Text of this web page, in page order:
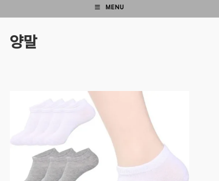
MENU
양말